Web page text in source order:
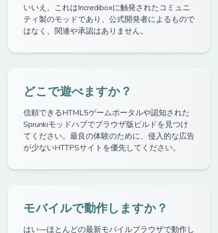
いいえ。これはIncrediboxに触発されたコミュニ
ティ製のモッドであり、公式開発者によるもので
はなく、関連や承認はありません。
どこで遊べますか？
信頼できるHTML5ゲームポータルや認知された
Sprunkiモッドハブでブラウザ版ビルドを見つけ
てください。最良の体験のために、侵入的な広告
が少ないHTTPSサイトを優先してください。
モバイルで動作しますか？
はい—ほとんどの最新モバイルブラウザで動作し